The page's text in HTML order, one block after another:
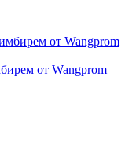
от Wangprom